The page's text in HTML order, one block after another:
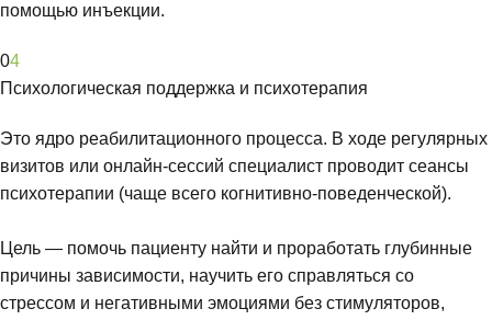
помощью инъекции.
04
Психологическая поддержка и психотерапия
Это ядро реабилитационного процесса. В ходе регулярных
визитов или онлайн-сессий специалист проводит сеансы
психотерапии (чаще всего когнитивно-поведенческой).
Цель — помочь пациенту найти и проработать глубинные
причины зависимости, научить его справляться со
стрессом и негативными эмоциями без стимуляторов,